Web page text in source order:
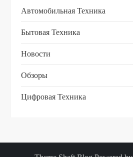
Автомобильная Техника
Бытовая Техника
Новости
Обзоры
Цифровая Техника